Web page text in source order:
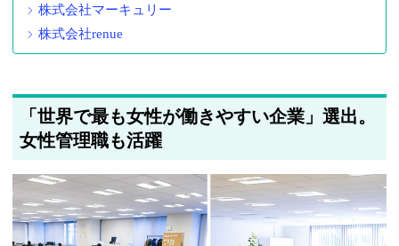
株式会社マーキュリー
株式会社renue
「世界で最も女性が働きやすい企業」選出。
女性管理職も活躍